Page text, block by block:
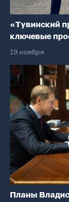
«Тувинский
ключевые
19 ноября
Планы